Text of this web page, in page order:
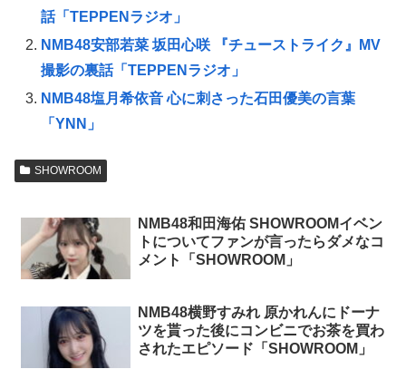
話「TEPPENラジオ」
NMB48安部若菜 坂田心咲 『チューストライク』MV
撮影の裏話「TEPPENラジオ」
NMB48塩月希依音 心に刺さった石田優美の言葉
「YNN」
SHOWROOM
NMB48和田海佑 SHOWROOMイベン
トについてファンが言ったらダメなコ
メント「SHOWROOM」
NMB48横野すみれ 原かれんにドーナ
ツを貰った後にコンビニでお茶を買わ
されたエピソード「SHOWROOM」